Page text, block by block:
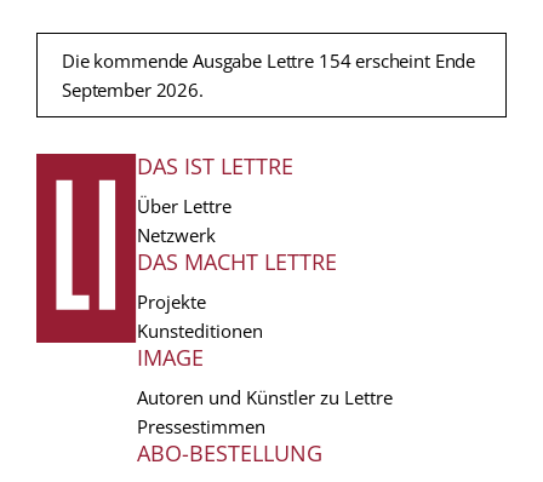
Die kommende Ausgabe Lettre 154 erscheint Ende
September 2026.
FUSSZEILE
DAS IST LETTRE
Über Lettre
Netzwerk
DAS MACHT LETTRE
Projekte
Kunsteditionen
IMAGE
Autoren und Künstler zu Lettre
Pressestimmen
ABO-BESTELLUNG